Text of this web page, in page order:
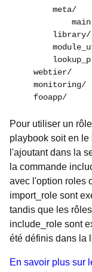
meta/
webtier/
monitoring/
Pour utiliser un
playbook soit en
l'ajoutant dans la
la commande
avec l'option roles
import_role sont
tandis que les
include_role sont
été définis dans la
En savoir plus sur